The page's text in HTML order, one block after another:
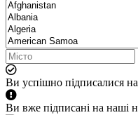
Ви успішно підписалися
Ви вже підписані на наші